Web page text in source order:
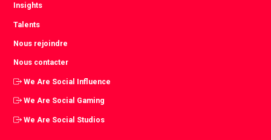
Insights
Talents
Nous rejoindre
Nous contacter
We Are Social Influence
We Are Social Gaming
We Are Social Studios